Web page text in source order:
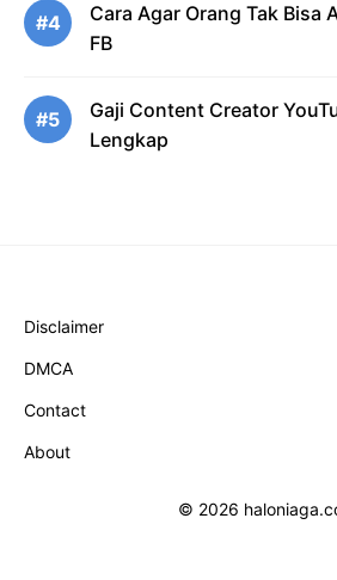
#4
Cara Agar Orang Tak Bisa
FB
#5
Gaji Content Creator
Lengkap
Disclaimer
DMCA
Contact
About
© 2026